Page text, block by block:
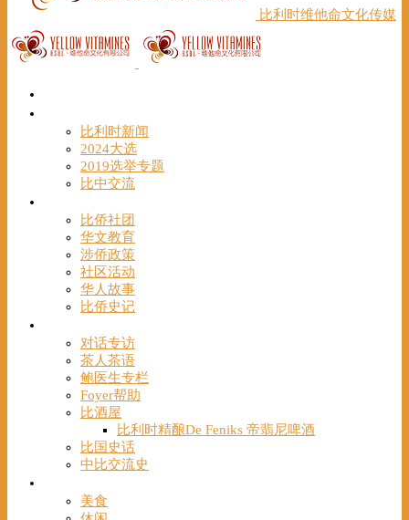
比利时维他命文化传媒
比利时新闻
2024大选
2019选举专题
比中交流
比侨社团
华文教育
涉侨政策
社区活动
华人故事
比侨史记
对话专访
茶人茶语
鲍医生专栏
Foyer帮助
比酒屋
比利时精酿De Feniks 帝翡尼啤酒
比国史话
中比交流史
美食